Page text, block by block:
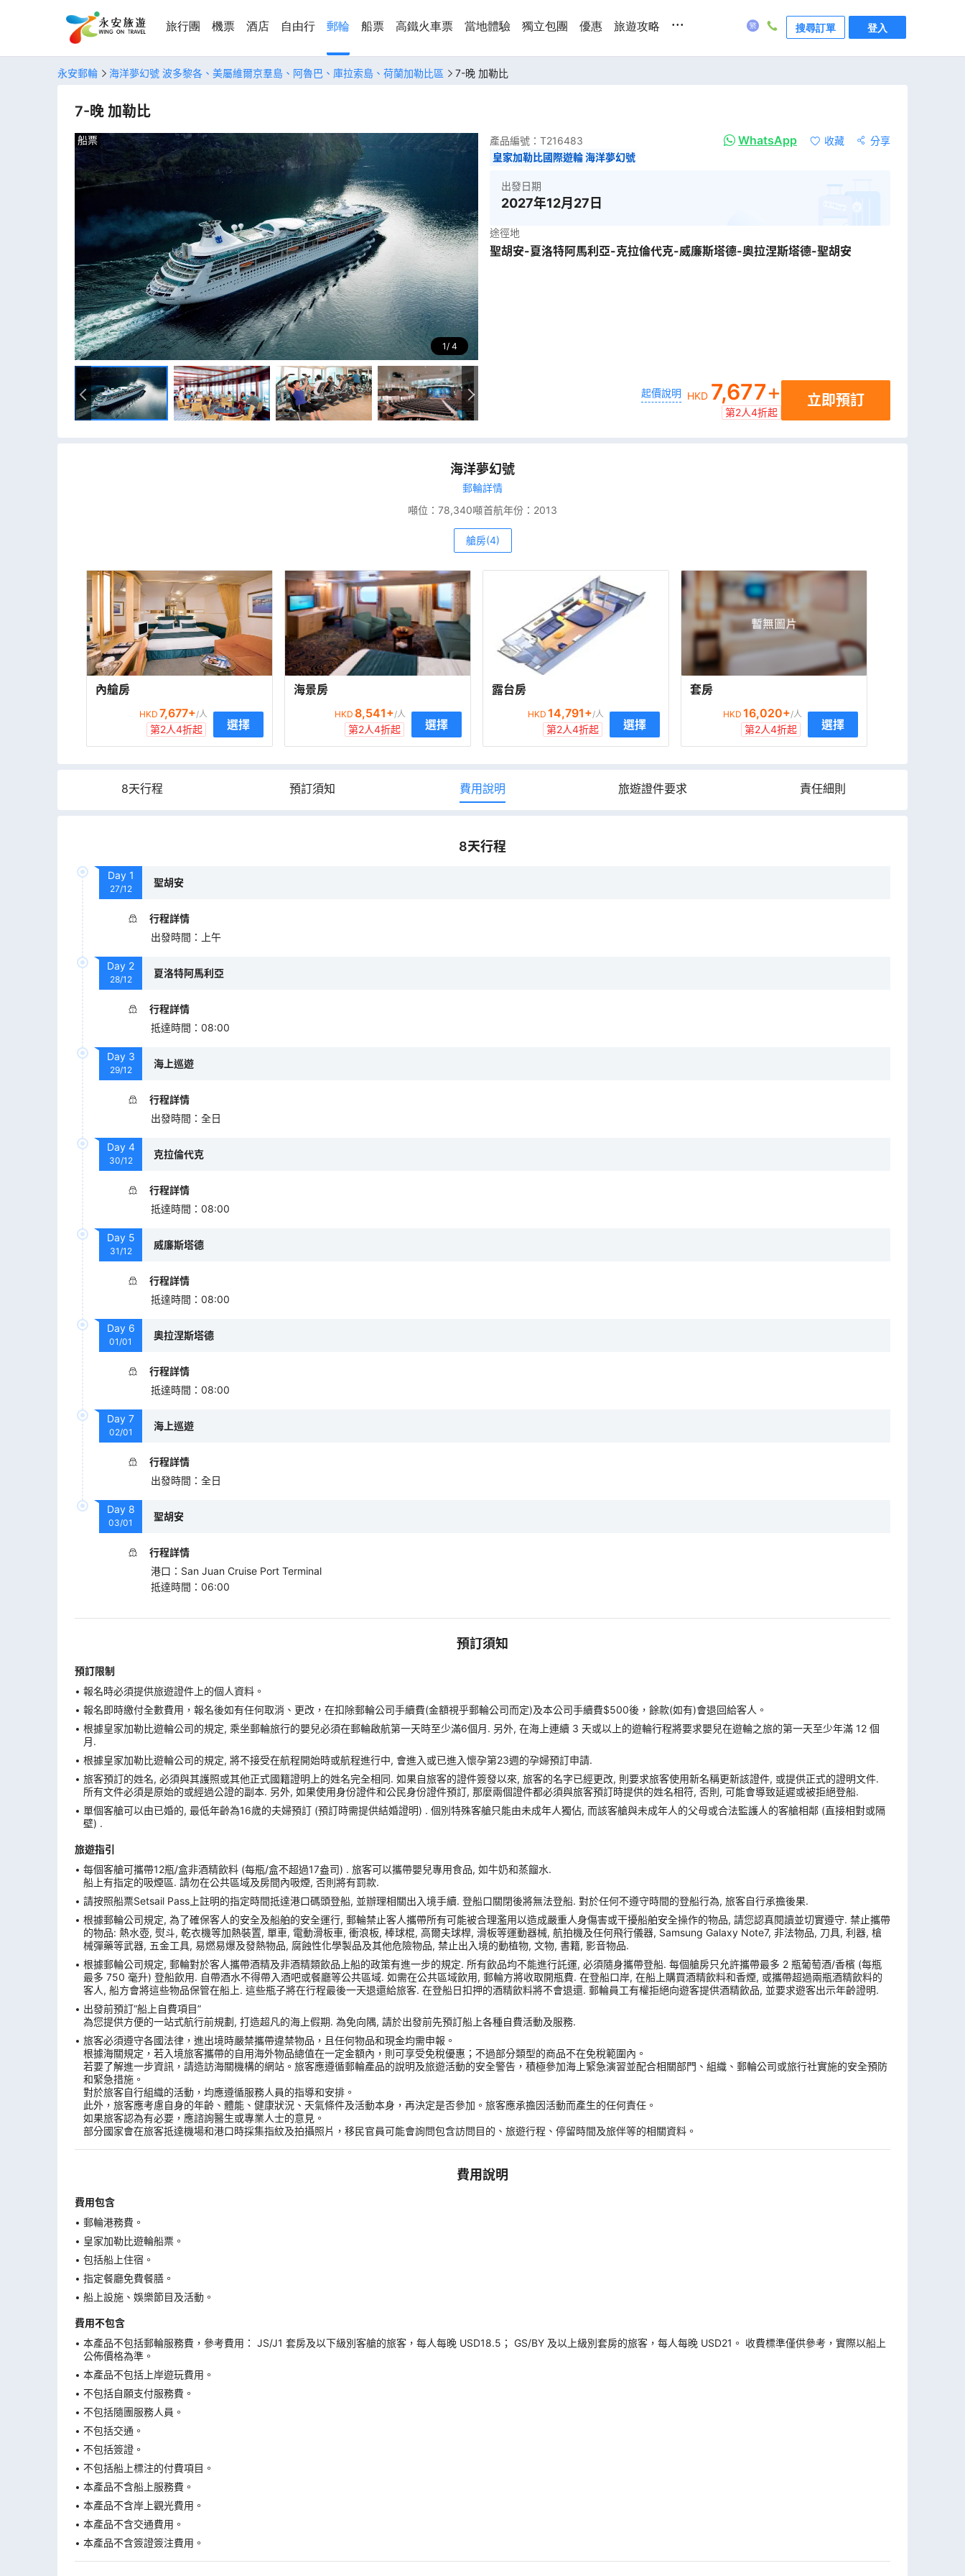
旅行團 機票 酒店 自由行 郵輪 船票 高鐵火車票 當地體驗 獨立包團 優惠 旅遊攻略 ... 搜尋訂單 登入
永安郵輪 海洋夢幻號 波多黎各、美屬維爾京羣島、阿魯巴、庫拉索島、荷蘭加勒比區 7-晚 加勒比
7-晚 加勒比
1 4
船票 產品編號： T216483 WhatsApp 收藏
分享
皇家加勒比國際遊輪 海洋夢幻號
出發日期
2027年12月27日
途徑地
聖胡安-夏洛特阿馬利亞-克拉倫代克-威廉斯塔德-奧拉涅斯塔德-聖胡安
起價說明 HKD 7,677+
第2人4折起
立即預訂
海洋夢幻號
郵輪詳情
噸位： 78,340噸首航年份： 2013
艙房(4)
內艙房
HKD 7,677+/人
第2人4折起 選擇
海景房
HKD 8,541+/人
第2人4折起 選擇
露台房
HKD 14,791+/人
第2人4折起 選擇
套房
HKD 16,020+/人
第2人4折起 選擇
8天行程 預訂須知 費用說明 旅遊證件要求 責任細則
8天行程
Day 1
27/12
聖胡安
行程詳情
出發時間 ： 上午
Day 2
28/12
夏洛特阿馬利亞
行程詳情
抵達時間 ： 08:00
Day 3
29/12
海上巡遊
行程詳情
出發時間 ： 全日
Day 4
30/12
克拉倫代克
行程詳情
抵達時間 ： 08:00
Day 5
31/12
威廉斯塔德
行程詳情
抵達時間 ： 08:00
Day 6
01/01
奧拉涅斯塔德
行程詳情
抵達時間 ： 08:00
Day 7
02/01
海上巡遊
行程詳情
出發時間 ： 全日
Day 8
03/01
聖胡安
行程詳情
港口 ： San Juan Cruise Port Terminal
抵達時間 ： 06:00
預訂須知
預訂限制
報名時必須提供旅遊證件上的個人資料。
報名即時繳付全數費用，報名後如有任何取消、更改，在扣除郵輪公司手續費(金額視乎郵輪公司而定)及本公司手續費$500後，餘款(如有)會退回給客人。
根據皇家加勒比遊輪公司的規定, 乘坐郵輪旅行的嬰兒必須在郵輪啟航第一天時至少滿6個月. 另外, 在海上連續 3 天或以上的遊輪行程將要求嬰兒在遊輪之旅的第一天至少年滿 12 個
月.
根據皇家加勒比遊輪公司的規定, 將不接受在航程開始時或航程進行中, 會進入或已進入懷孕第23週的孕婦預訂申請.
旅客預訂的姓名, 必須與其護照或其他正式國籍證明上的姓名完全相同. 如果自旅客的證件簽發以來, 旅客的名字已經更改, 則要求旅客使用新名稱更新該證件, 或提供正式的證明文件.
所有文件必須是原始的或經過公證的副本. 另外, 如果使用身份證件和公民身份證件預訂, 那麼兩個證件都必須與旅客預訂時提供的姓名相符, 否則, 可能會導致延遲或被拒絕登船.
單個客艙可以由已婚的, 最低年齡為16歲的夫婦預訂 (預訂時需提供結婚證明) . 個別特殊客艙只能由未成年人獨佔, 而該客艙與未成年人的父母或合法監護人的客艙相鄰 (直接相對或隔
壁) .
旅遊指引
每個客艙可攜帶12瓶/盒非酒精飲料 (每瓶/盒不超過17盎司) . 旅客可以攜帶嬰兒專用食品, 如牛奶和蒸餾水.
船上有指定的吸煙區. 請勿在公共區域及房間內吸煙, 否則將有罰款.
請按照船票Setsail Pass上註明的指定時間抵達港口碼頭登船, 並辦理相關出入境手續. 登船口關閉後將無法登船. 對於任何不遵守時間的登船行為, 旅客自行承擔後果.
根據郵輪公司規定, 為了確保客人的安全及船舶的安全運行, 郵輪禁止客人攜帶所有可能被合理濫用以造成嚴重人身傷害或干擾船舶安全操作的物品, 請您認真閱讀並切實遵守. 禁止攜帶
的物品: 熱水壺, 熨斗, 乾衣機等加熱裝置, 單車, 電動滑板車, 衝浪板, 棒球棍, 高爾夫球桿, 滑板等運動器械, 航拍機及任何飛行儀器, Samsung Galaxy Note7, 非法物品, 刀具, 利器, 槍
械彈藥等武器, 五金工具, 易燃易爆及發熱物品, 腐蝕性化學製品及其他危險物品, 禁止出入境的動植物, 文物, 書籍, 影音物品.
根據郵輪公司規定, 郵輪對於客人攜帶酒精及非酒精類飲品上船的政策有進一步的規定. 所有飲品均不能進行託運, 必須隨身攜帶登船. 每個艙房只允許攜帶最多 2 瓶葡萄酒/香檳 (每瓶
最多 750 毫升) 登船飲用. 自帶酒水不得帶入酒吧或餐廳等公共區域. 如需在公共區域飲用, 郵輪方將收取開瓶費. 在登船口岸, 在船上購買酒精飲料和香煙, 或攜帶超過兩瓶酒精飲料的
客人, 船方會將這些物品保管在船上. 這些瓶子將在行程最後一天退還給旅客. 在登船日扣押的酒精飲料將不會退還. 郵輪員工有權拒絕向遊客提供酒精飲品, 並要求遊客出示年齡證明.
出發前預訂“船上自費項目”
為您提供方便的一站式航行前規劃, 打造超凡的海上假期. 為免向隅, 請於出發前先預訂船上各種自費活動及服務.
旅客必須遵守各國法律，進出境時嚴禁攜帶違禁物品，且任何物品和現金均需申報。
根據海關規定，若入境旅客攜帶的自用海外物品總值在一定金額內，則可享受免稅優惠；不過部分類型的商品不在免稅範圍內。
若要了解進一步資訊，請造訪海關機構的網站。旅客應遵循郵輪產品的說明及旅遊活動的安全警告，積極參加海上緊急演習並配合相關部門、組織、郵輪公司或旅行社實施的安全預防
和緊急措施。
對於旅客自行組織的活動，均應遵循服務人員的指導和安排。
此外，旅客應考慮自身的年齡、體能、健康狀況、天氣條件及活動本身，再決定是否參加。旅客應承擔因活動而產生的任何責任。
如果旅客認為有必要，應諮詢醫生或專業人士的意見。
部分國家會在旅客抵達機場和港口時採集指紋及拍攝照片，移民官員可能會詢問包含訪問目的、旅遊行程、停留時間及旅伴等的相關資料。
費用說明
費用包含
郵輪港務費。
皇家加勒比遊輪船票。
包括船上住宿。
指定餐廳免費餐膳。
船上設施、娛樂節目及活動。
費用不包含
本產品不包括郵輪服務費，參考費用： JS/J1 套房及以下級別客艙的旅客，每人每晚 USD18.5； GS/BY 及以上級別套房的旅客，每人每晚 USD21。 收費標準僅供參考，實際以船上
公佈價格為準。
本產品不包括上岸遊玩費用。
不包括自願支付服務費。
不包括隨團服務人員。
不包括交通。
不包括簽證。
不包括船上標注的付費項目。
本產品不含船上服務費。
本產品不含岸上觀光費用。
本產品不含交通費用。
本產品不含簽證簽注費用。